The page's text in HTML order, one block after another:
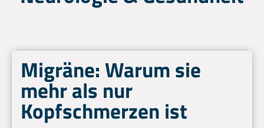
Migräne: Warum sie
mehr als nur
Kopfschmerzen ist